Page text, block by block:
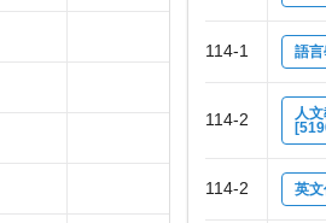
114-1 語
114-2
人
114-2 英